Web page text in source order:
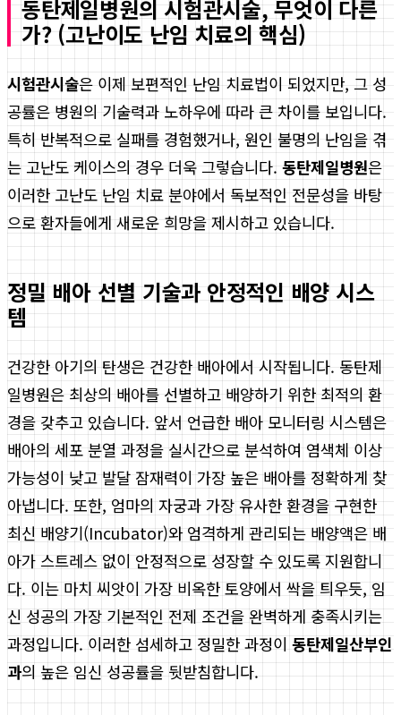
동탄제일병원의 시험관시술, 무엇이 다른
가? (고난이도 난임 치료의 핵심)
시험관시술은 이제 보편적인 난임 치료법이 되었지만, 그 성
공률은 병원의 기술력과 노하우에 따라 큰 차이를 보입니다.
특히 반복적으로 실패를 경험했거나, 원인 불명의 난임을 겪
는 고난도 케이스의 경우 더욱 그렇습니다. 동탄제일병원은
이러한 고난도 난임 치료 분야에서 독보적인 전문성을 바탕
으로 환자들에게 새로운 희망을 제시하고 있습니다.
정밀 배아 선별 기술과 안정적인 배양 시스
템
건강한 아기의 탄생은 건강한 배아에서 시작됩니다. 동탄제
일병원은 최상의 배아를 선별하고 배양하기 위한 최적의 환
경을 갖추고 있습니다. 앞서 언급한 배아 모니터링 시스템은
배아의 세포 분열 과정을 실시간으로 분석하여 염색체 이상
가능성이 낮고 발달 잠재력이 가장 높은 배아를 정확하게 찾
아냅니다. 또한, 엄마의 자궁과 가장 유사한 환경을 구현한
최신 배양기(Incubator)와 엄격하게 관리되는 배양액은 배
아가 스트레스 없이 안정적으로 성장할 수 있도록 지원합니
다. 이는 마치 씨앗이 가장 비옥한 토양에서 싹을 틔우듯, 임
신 성공의 가장 기본적인 전제 조건을 완벽하게 충족시키는
과정입니다. 이러한 섬세하고 정밀한 과정이 동탄제일산부인
과의 높은 임신 성공률을 뒷받침합니다.